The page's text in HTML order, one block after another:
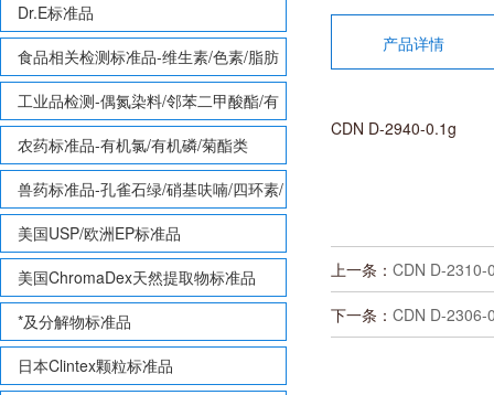
Dr.E标准品
食品相关检测标准品-维生素/色素/脂肪
酸甲酯等
工业品检测-偶氮染料/邻苯二甲酸酯/有
机锡/多溴联苯/多溴联苯醚/多氯联苯
农药标准品-有机氯/有机磷/菊酯类
兽药标准品-孔雀石绿/硝基呋喃/四环素/
磺胺等
美国USP/欧洲EP标准品
美国ChromaDex天然提取物标准品
*及分解物标准品
日本Clintex颗粒标准品
产品详情
CDN D-2940-0.1g
上一条： CDN D-2310-
下一条： CDN D-2306-